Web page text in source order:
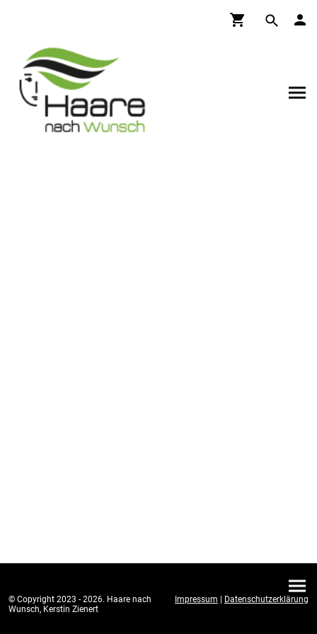
© Copyright 2023 - 2026. Haare nach
Wunsch, Kerstin Zienert
Impressum | Datenschutzerklärung